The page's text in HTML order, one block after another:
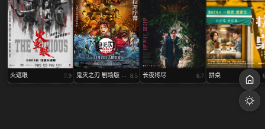
火遮眼 7.9 鬼灭之刃 剧场版 ... 8.5 长夜将尽 6.7 拼桌